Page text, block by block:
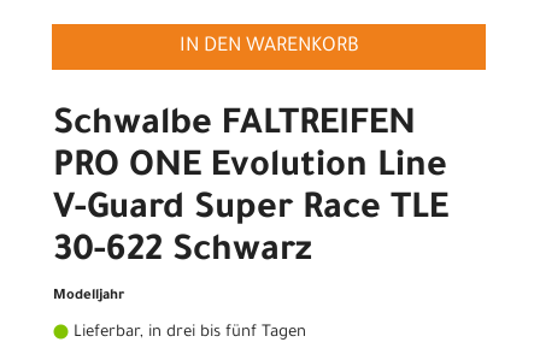
IN DEN WARENKORB
Schwalbe FALTREIFEN
PRO ONE Evolution Line
V-Guard Super Race TLE
30-622 Schwarz
Modelljahr
Lieferbar, in drei bis fünf Tagen